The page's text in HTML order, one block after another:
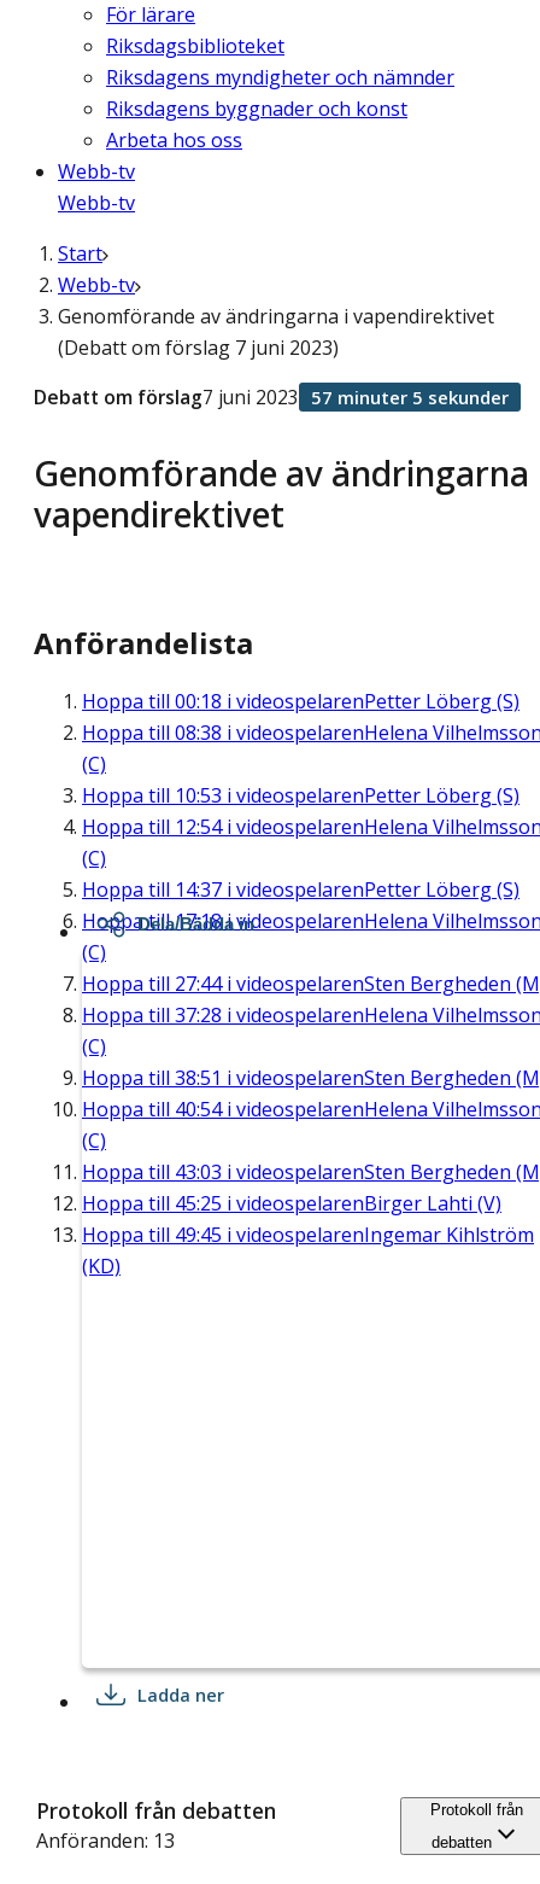
För lärare
Riksdagsbiblioteket
Riksdagens myndigheter och nämnder
Riksdagens byggnader och konst
Arbeta hos oss
Webb-tv
Webb-tv
Start
Webb-tv
Genomförande av ändringarna i vapendirektivet
(Debatt om förslag 7 juni 2023)
Genomförande av ändringarna
vapendirektivet
Debatt om förslag7 juni 2023 57 minuter 5 sekunder
Anförandelista
Hoppa till 00:18 i videospelarenPetter Löberg (S)
Hoppa till 08:38 i videospelarenHelena
(C)
Hoppa till 10:53 i videospelarenPetter Löberg (S)
Hoppa till 12:54i videospelarenHelena
(C)
Hoppa till 14:37 i videospelarenPetter Löberg (S)
Hoppa till17:18i videospelarenHelena
(C)
Hoppa till 27:44i videospelarenSten Bergheden
Hoppa till 37:28 i videospelarenHelena
(C)
Hoppa till 38:51 i videospelarenSten Bergheden
Hoppa till 40:54i videospelarenHelena
(C)
Hoppa till 43:03 i videospelarenSten Bergheden
Hoppa till 45:25 i videospelarenBirger Lahti (V)
Hoppa till 49:45 i videospelarenIngemar Kihlström
(KD)
Dela/Bädda in
Ladda ner
Protokoll från debatten
Anföranden: 13
Protokoll från
debatten